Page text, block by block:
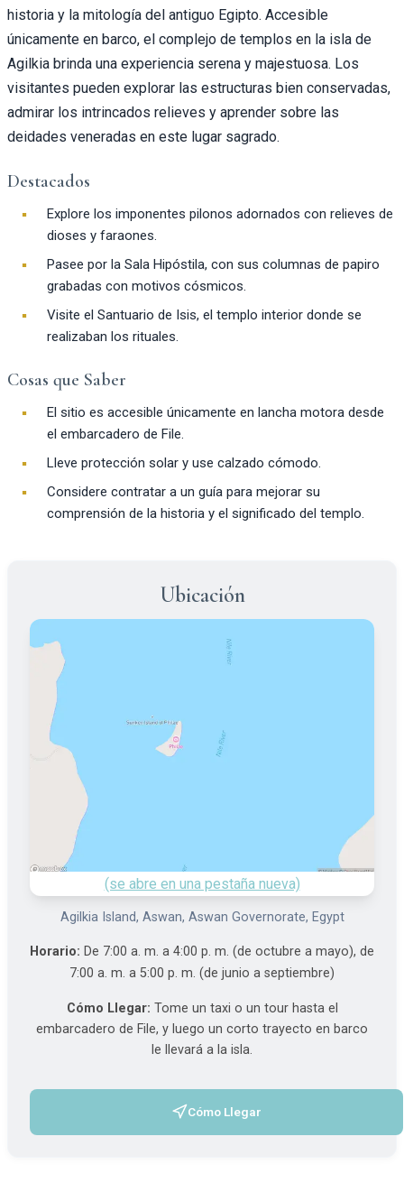
historia y la mitología del antiguo Egipto. Accesible
únicamente en barco, el complejo de templos en la isla de
Agilkia brinda una experiencia serena y majestuosa. Los
visitantes pueden explorar las estructuras bien conservadas,
admirar los intrincados relieves y aprender sobre las
deidades veneradas en este lugar sagrado.
Destacados
Explore los imponentes pilonos adornados con relieves de
dioses y faraones.
Pasee por la Sala Hipóstila, con sus columnas de papiro
grabadas con motivos cósmicos.
Visite el Santuario de Isis, el templo interior donde se
realizaban los rituales.
Cosas que Saber
El sitio es accesible únicamente en lancha motora desde
el embarcadero de File.
Lleve protección solar y use calzado cómodo.
Considere contratar a un guía para mejorar su
comprensión de la historia y el significado del templo.
Ubicación
(se abre en una pestaña nueva)
Agilkia Island, Aswan, Aswan Governorate, Egypt
Horario: De 7:00 a. m. a 4:00 p. m. (de octubre a mayo), de
7:00 a. m. a 5:00 p. m. (de junio a septiembre)
Cómo Llegar: Tome un taxi o un tour hasta el
embarcadero de File, y luego un corto trayecto en barco
le llevará a la isla.
Cómo Llegar
(se abre en una pestaña nueva)